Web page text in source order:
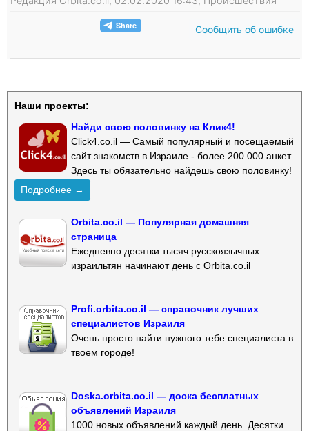
Сообщить об ошибке
Наши проекты:
Найди свою половинку на Клик4!
Click4.co.il — Самый популярный и посещаемый
сайт знакомств в Израиле - более 200 000 анкет.
Здесь ты обязательно найдешь свою половинку!
Подробнее →
Orbita.co.il — Популярная домашняя
страница
Ежедневно десятки тысяч русскоязычных
израильтян начинают день с Orbita.co.il
Profi.orbita.co.il — справочник лучших
специалистов Израиля
Очень просто найти нужного тебе специалиста в
твоем городе!
Doska.orbita.co.il — доска бесплатных
объявлений Израиля
1000 новых объявлений каждый день. Десятки